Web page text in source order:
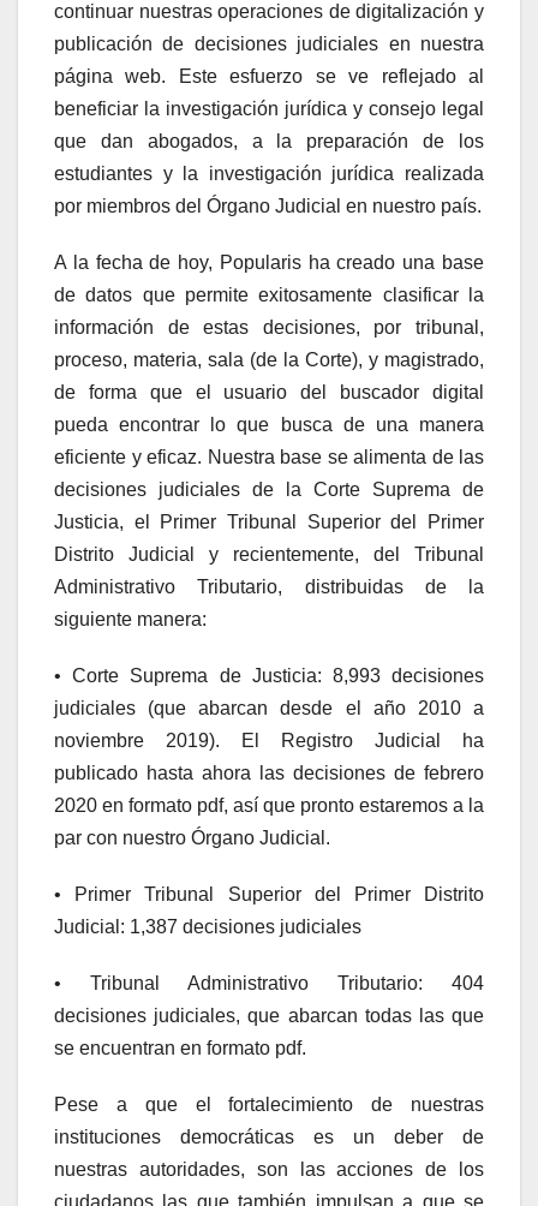
continuar nuestras operaciones de digitalización y
publicación de decisiones judiciales en nuestra
página web. Este esfuerzo se ve reflejado al
beneficiar la investigación jurídica y consejo legal
que dan abogados, a la preparación de los
estudiantes y la investigación jurídica realizada
por miembros del Órgano Judicial en nuestro país.
A la fecha de hoy, Popularis ha creado una base
de datos que permite exitosamente clasificar la
información de estas decisiones, por tribunal,
proceso, materia, sala (de la Corte), y magistrado,
de forma que el usuario del buscador digital
pueda encontrar lo que busca de una manera
eficiente y eficaz. Nuestra base se alimenta de las
decisiones judiciales de la Corte Suprema de
Justicia, el Primer Tribunal Superior del Primer
Distrito Judicial y recientemente, del Tribunal
Administrativo Tributario, distribuidas de la
siguiente manera:
• Corte Suprema de Justicia: 8,993 decisiones
judiciales (que abarcan desde el año 2010 a
noviembre 2019). El Registro Judicial ha
publicado hasta ahora las decisiones de febrero
2020 en formato pdf, así que pronto estaremos a la
par con nuestro Órgano Judicial.
• Primer Tribunal Superior del Primer Distrito
Judicial: 1,387 decisiones judiciales
• Tribunal Administrativo Tributario: 404
decisiones judiciales, que abarcan todas las que
se encuentran en formato pdf.
Pese a que el fortalecimiento de nuestras
instituciones democráticas es un deber de
nuestras autoridades, son las acciones de los